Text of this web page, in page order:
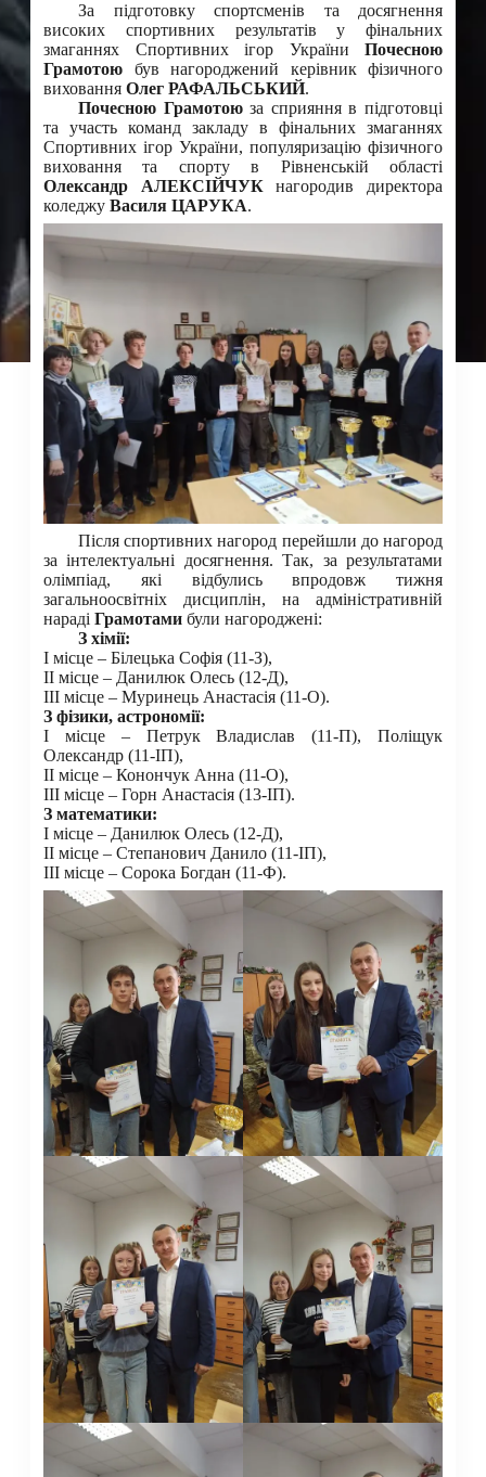
За підготовку спортсменів та досягнення
високих спортивних результатів у фінальних
змаганнях Спортивних ігор України Почесною
Грамотою був нагороджений керівник фізичного
виховання Олег РАФАЛЬСЬКИЙ.
Почесною Грамотоюза сприяння в підготовці
та участь команд закладу в фінальних змаганнях
Спортивних ігор України, популяризацію фізичного
виховання та спорту в Рівненській області
Олександр АЛЕКСІЙЧУКнагородив директора
коледжу Василя ЦАРУКА.
Після спортивних нагород перейшли до нагород
за інтелектуальні досягнення. Так, за результатами
олімпіад, які відбулись впродовж тижня
загальноосвітніх дисциплін, на адміністративній
нараді Грамотами були нагороджені:
З хімії:
І місце – Білецька Софія (11-З),
ІІ місце – Данилюк Олесь (12-Д),
ІІІ місце – Муринець Анастасія (11-О).
З фізики, астрономії:
І місце – Петрук Владислав (11-П), Поліщук
Олександр (11-ІП),
ІІ місце – Конончук Анна (11-О),
ІІІ місце – Горн Анастасія (13-ІП).
З математики:
І місце – Данилюк Олесь (12-Д),
ІІ місце – Степанович Данило (11-ІП),
ІІІ місце – Сорока Богдан (11-Ф).